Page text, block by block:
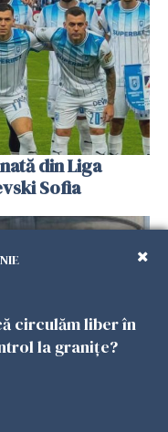
din Liga
Sofia
circulăm liber în
la granițe?